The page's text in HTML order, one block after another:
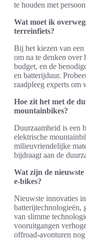
te houden met
Wat moet ik
terreinfiets?
Bij het kiezen van
om na te denken
budget, en de
en batterijduur.
raadpleeg experts om
Hoe zit het met de
mountainbikes?
Duurzaamheid is een
elektrische
milieuvriendelijke
bijdraagt aan de
Wat zijn de
e-bikes?
Nieuwste innovaties
batterijtechnologieën,
van slimme
vooruitgangen
offroad-avonturen